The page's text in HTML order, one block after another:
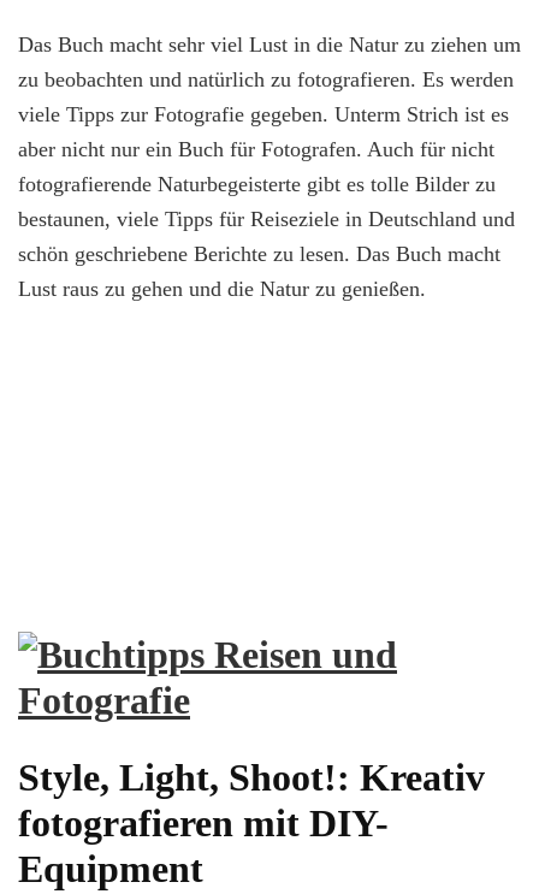
Das Buch macht sehr viel Lust in die Natur zu ziehen um
zu beobachten und natürlich zu fotografieren. Es werden
viele Tipps zur Fotografie gegeben. Unterm Strich ist es
aber nicht nur ein Buch für Fotografen. Auch für nicht
fotografierende Naturbegeisterte gibt es tolle Bilder zu
bestaunen, viele Tipps für Reiseziele in Deutschland und
schön geschriebene Berichte zu lesen. Das Buch macht
Lust raus zu gehen und die Natur zu genießen.
Style, Light, Shoot!: Kreativ
fotografieren mit DIY-
Equipment